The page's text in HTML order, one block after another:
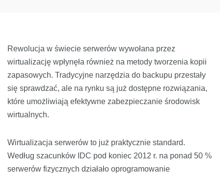
Rewolucja w świecie serwerów wywołana przez
wirtualizację wpłynęła również na metody tworzenia kopii
zapasowych. Tradycyjne narzędzia do backupu przestały
się sprawdzać, ale na rynku są już dostępne rozwiązania,
które umożliwiają efektywne zabezpieczanie środowisk
wirtualnych.
Wirtualizacja serwerów to już praktycznie standard.
Według szacunków IDC pod koniec 2012 r. na ponad 50 %
serwerów fizycznych działało oprogramowanie